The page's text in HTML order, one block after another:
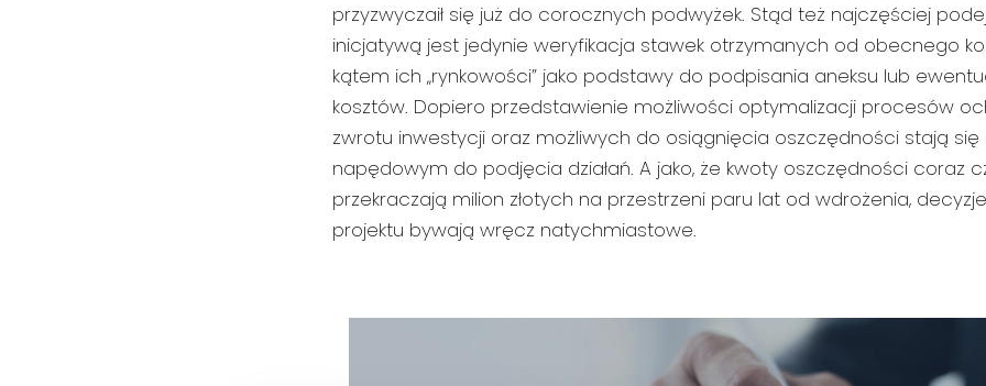
przyzwyczaił się już do corocznych podwyżek. Stąd też najczęściej
inicjatywą jest jedynie weryfikacja stawek otrzymanych od obecnego
kątem ich „rynkowości” jako podstawy do podpisania aneksu lub
kosztów. Dopiero przedstawienie możliwości optymalizacji procesów
zwrotu inwestycji oraz możliwych do osiągnięcia oszczędności stają
napędowym do podjęcia działań. A jako, że kwoty oszczędności coraz
przekraczają milion złotych na przestrzeni paru lat od wdrożenia,
projektu bywają wręcz natychmiastowe.